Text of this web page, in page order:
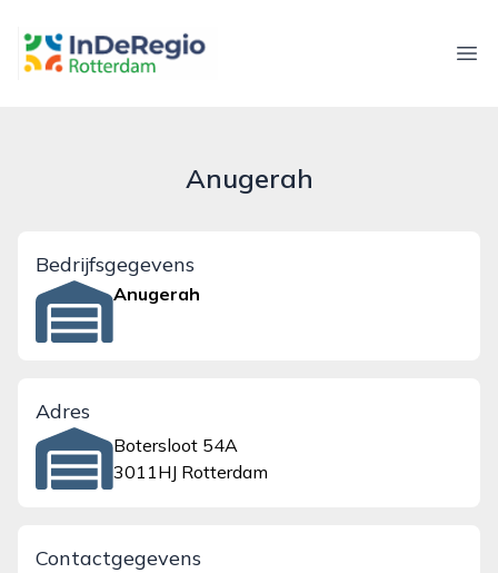
inderegiorotterdam.nl
Anugerah
Bedrijfsgegevens
Anugerah
Adres
Botersloot 54A
3011HJ Rotterdam
Contactgegevens